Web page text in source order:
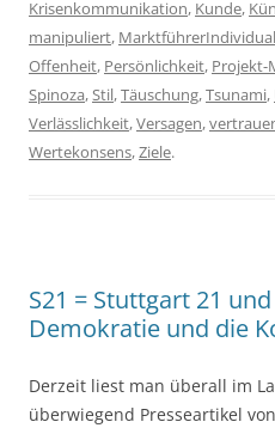
Krisenkommunikation, Kunde,
manipuliert,
Offenheit, Persönlichkeit, Projekt-
Spinoza,Stil,Täuschung,Tsunami,
Verlässlichkeit,Versagen,
Wertekonsens,Ziele.
S21 = Stuttgart 21
Demokratie und die
Derzeit liest man überall im
überwiegend Presseartikel